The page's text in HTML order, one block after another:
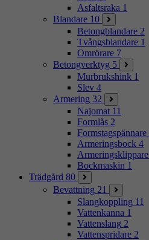
Asfaltsraka 1
Blandare 10
Betongblandare 2
Tvångsblandare 1
Omrörare 7
Betongverktyg 5
Murbrukshink 1
Slev 4
Armering 32
Najomat 11
Formlås 2
Formstagspännare
Armeringsbock 4
Armeringsklippare
Bockmaskin 1
Trädgård 80
Bevattning 21
Slangkoppling 11
Vattenkanna 1
Vattenslang 2
Vattenspridare 2